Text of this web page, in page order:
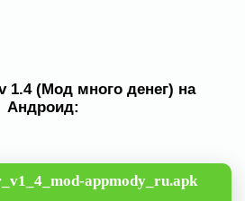
1.4 (Мод много денег) на
Андроид:
appmody_ru.apk